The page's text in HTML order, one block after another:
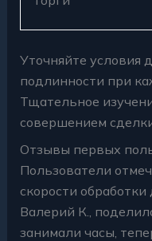
Уточняйте условия
подлинности при
Тщательное
совершением
Отзывы первых
Пользователи
скорости
Валерий К.,
занимали часы,